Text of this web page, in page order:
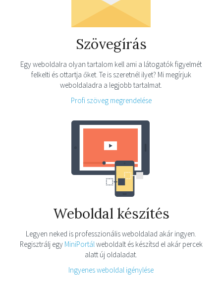
Szövegírás
Egy weboldalra olyan tartalom kell ami a látogatók figyelmét
felkelti és ottartja őket. Te is szeretnél ilyet? Mi megírjuk
weboldaladra a legjobb tartalmat.
Profi szöveg megrendelése
Weboldal készítés
Legyen neked is professzionális weboldalad akár ingyen.
Regisztrálj egy MiniPortálweboldalt és készítsd el akár percek
alatt új oldaladat.
Ingyenes weboldal igénylése